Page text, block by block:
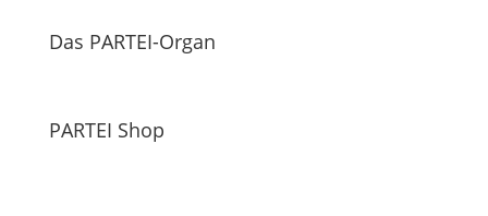
Das PARTEI-Organ
PARTEI Shop